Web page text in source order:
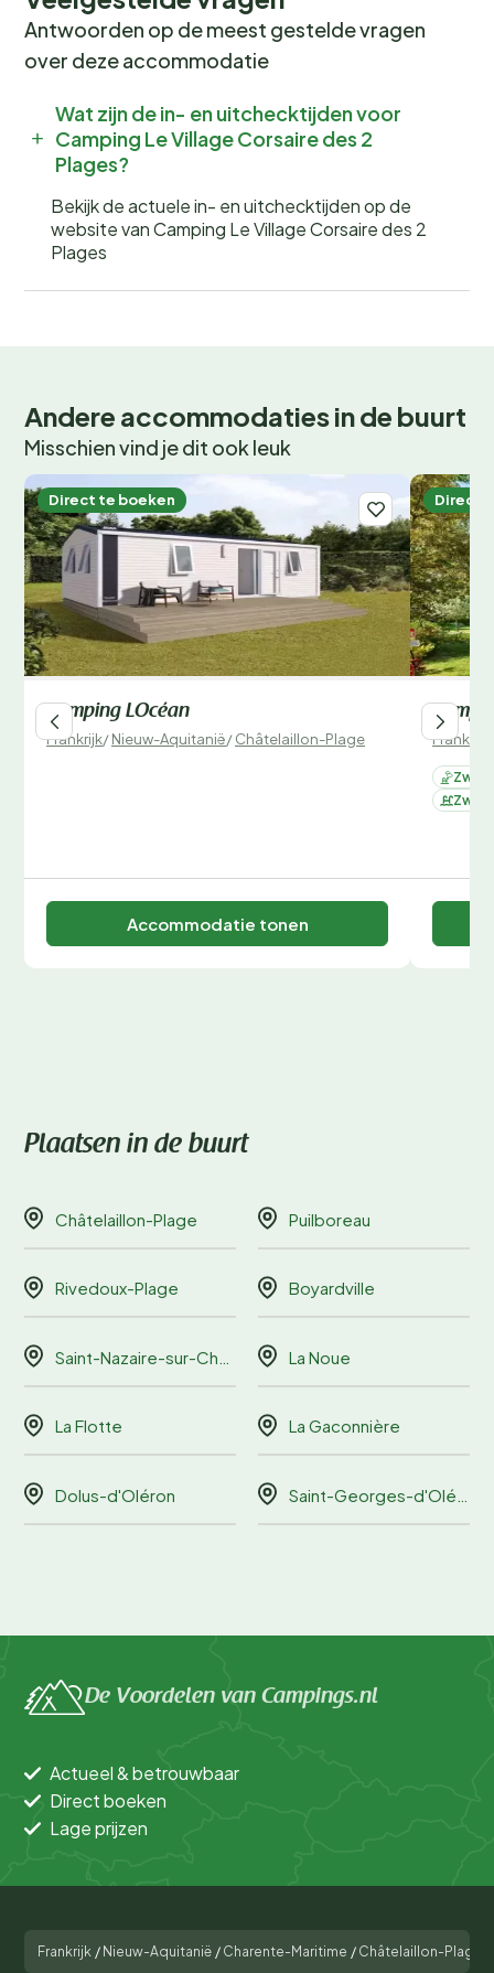
Bezoek lokale markten en festivals voor een
authentieke culturele ervaring, of geniet van
watersporten aan de kust. In de wintermaanden kun je
Boek nu jouw onvergetelijke
Wil jij wakker worden met het geluid van fluitende
vogels en de geur van verse broodjes? Boek nu jouw
plek bijCamping Village Corsaire des 2 Plagesen
Antwoorden op de meest gestelde vragen
over deze accommodatie
Wat zijn de in- en uitchecktijden voor
Camping Le Village Corsaire des 2
Plages?
Bekijk de actuele in- en uitchecktijden op de
website van Camping Le Village Corsaire des 2
Plages
Andere accommodaties in de buurt
Misschien vind je dit ook leuk
Direct te boeken
Camping LOcéan
Frankrijk/Nieuw-Aquitanië/Châtelaillon-Plage
Accommodatie tonen
Direct
Frankrijk
Plaatsen in de buurt
Châtelaillon-Plage Puilboreau
Rivedoux-Plage Boyardville
Saint-Nazaire-sur-Charente La Noue
La Flotte La Gaconnière
Dolus-d'Oléron Saint-Georges-d'Oléron
De Voordelen van Campings.nl
Actueel & betrouwbaar
Direct boeken
Lage prijzen
Frankrijk / Nieuw-Aquitanië / Charente-Maritime / Châtelaillon-Plage